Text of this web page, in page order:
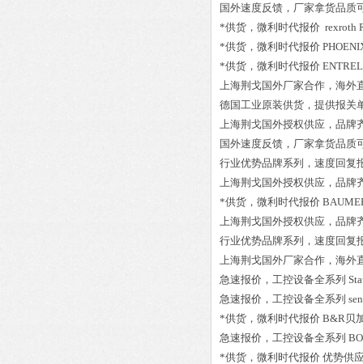
国外速度反馈，厂家拿货品质
*供货，微利时代报价 rexroth
*供货，微利时代报价
*供货，微利时代报价
上海荆戈国外厂家合作，海外
德国工业原装供货，提供报关
上海荆戈国外授权供应，品牌
国外速度反馈，厂家拿货品质
行业优势品牌系列，速度回复
上海荆戈国外授权供应，品牌
*供货，微利时代报价
上海荆戈国外授权供应，品牌
行业优势品牌系列，速度回复
上海荆戈国外厂家合作，海外
急速报价，工控设备全系列
急速报价，工控设备全系列
*供货，微利时代报价 B&R贝
急速报价，工控设备全系列
*供货，微利时代报价 优势